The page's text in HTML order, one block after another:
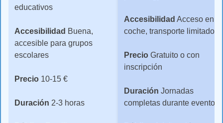
educativos
Accesibilidad Buena,
accesible para grupos
escolares
Precio 10-15 €
Duración 2-3 horas
Accesibilidad Acceso en
coche, transporte limitado
Precio Gratuito o con
inscripción
Duración Jornadas
completas durante evento